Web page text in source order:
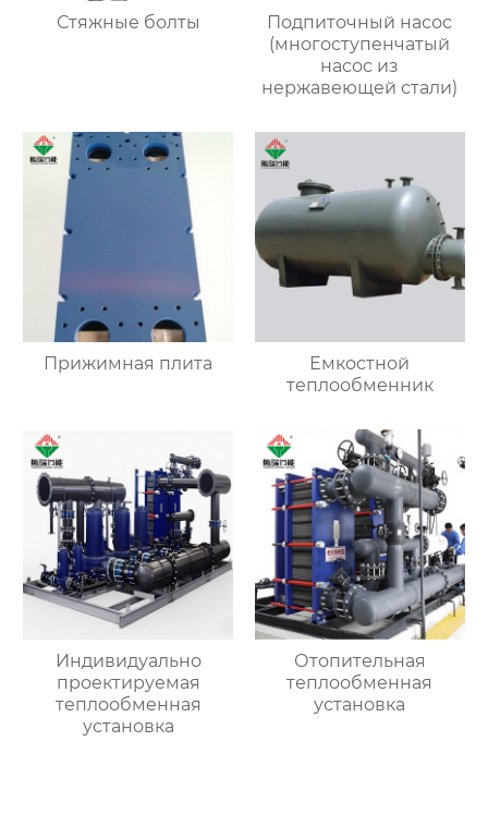
Стяжные болты
Подпиточный насос
(многоступенчатый
насос из
нержавеющей стали)
Прижимная плита
Емкостной
теплообменник
Индивидуально
проектируемая
теплообменная
установка
Отопительная
теплообменная
установка